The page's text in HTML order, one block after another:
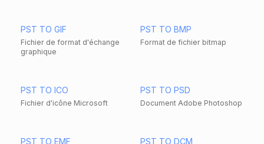
PST TO GIF
Fichier de format d'échange
graphique
PST TO BMP
Format de fichier bitmap
PST TO ICO
Fichier d'icône Microsoft
PST TO PSD
Document Adobe Photoshop
PST TO EMF PST TO DCM